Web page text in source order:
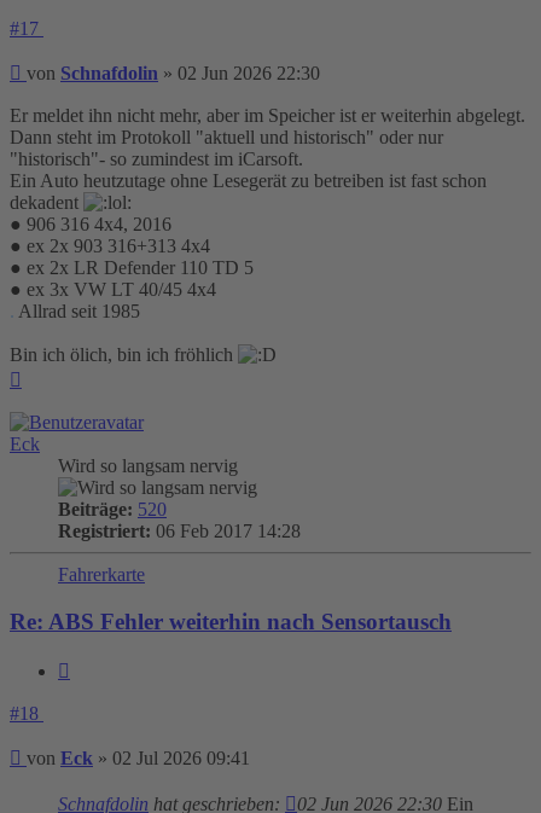
#17
Beitrag
von Schnafdolin » 02 Jun 2026 22:30
Er meldet ihn nicht mehr, aber im Speicher ist er weiterhin abgelegt.
Dann steht im Protokoll "aktuell und historisch" oder nur
"historisch"- so zumindest im iCarsoft.
Ein Auto heutzutage ohne Lesegerät zu betreiben ist fast schon
dekadent
● 906 316 4x4, 2016
● ex 2x 903 316+313 4x4
● ex 2x LR Defender 110 TD 5
● ex 3x VW LT 40/45 4x4
. Allrad seit 1985
Bin ich ölich, bin ich fröhlich
Eck
Wird so langsam nervig
Beiträge: 520
Registriert: 06 Feb 2017 14:28
Fahrerkarte
Re: ABS Fehler weiterhin nach Sensortausch
#18
Beitrag
von Eck » 02 Jul 2026 09:41
Schnafdolin hat geschrieben: 02 Jun 2026 22:30 Ein